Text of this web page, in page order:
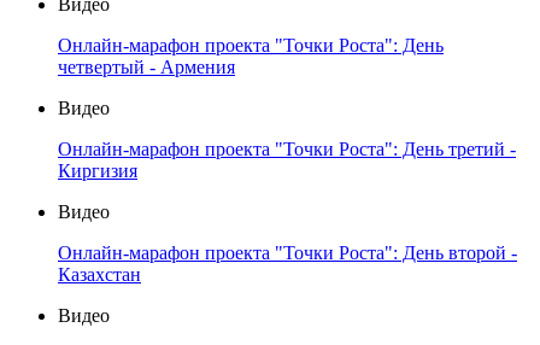
Видео
Онлайн-марафон проекта "Точки Роста": День
четвертый - Армения
Видео
Онлайн-марафон проекта "Точки Роста": День третий -
Киргизия
Видео
Онлайн-марафон проекта "Точки Роста": День второй -
Казахстан
Видео